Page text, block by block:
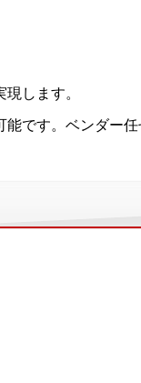
します。
です。ベンダー任